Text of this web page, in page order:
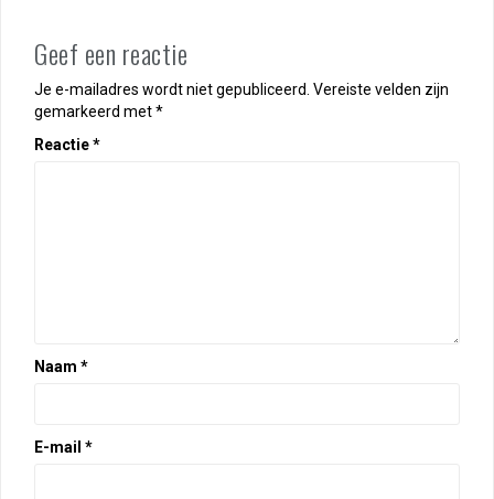
Geef een reactie
Je e-mailadres wordt niet gepubliceerd. Vereiste velden zijn
gemarkeerd met*
Reactie*
Naam *
E-mail *